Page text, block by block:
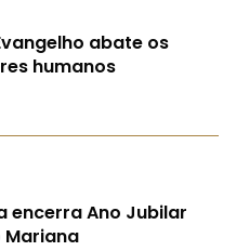
abate os
humanos
encerra Ano Jubilar
Mariana